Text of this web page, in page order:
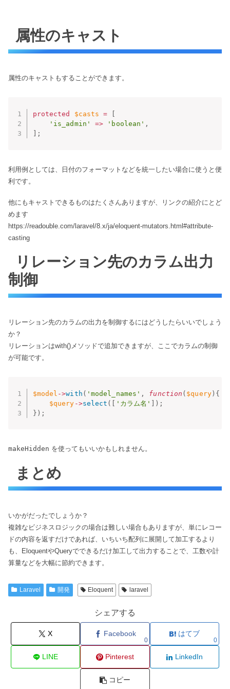
属性のキャスト
属性のキャストもすることができます。
protected $casts =
'is_admin'
=> 'boolean' ,
;
利用例としては、日付のフォーマットなどを統一したい場合に使うと便
利です。
他にもキャストできるものはたくさんありますが、リンクの紹介にとど
めます
https://readouble.com/laravel/8.x/ja/eloquent-mutators.html#attribute-
casting
リレーション先のカラム出力
制御
リレーション先のカラムの出力を制御するにはどうしたらいいでしょう
か？
リレーションはwith()メソッドで追加できますが、ここでカラムの制御
が可能です。
$model ->with ( 'model_names' , function ( $query) {
$query ->select ( [ 'カラム名' ] ) ;
} ) ;
makeHidden を使ってもいいかもしれません。
まとめ
いかがだったでしょうか？
複雑なビジネスロジックの場合は難しい場合もありますが、単にレコー
ドの内容を返すだけであれば、いちいち配列に展開して加工するより
も、EloquentやQueryでできるだけ加工して出力することで、工数や計
算量などを大幅に節約できます。
Laravel 開発 Eloquent laravel
シェアする
X Facebook
0
はてブ
0
LINE Pinterest LinkedIn
コピー